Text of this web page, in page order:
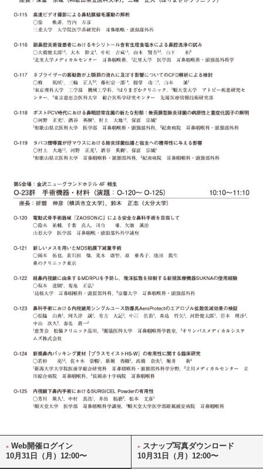
Web開催ログイン
10月31日（月）12:00〜
スナップ写真ダウンロード
10月31日（月）12:00〜